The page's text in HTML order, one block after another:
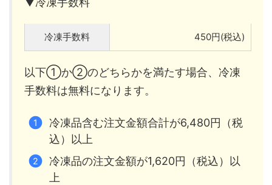
冷凍手数料 450円(税込)
以下①か②のどちらかを満たす場合、冷凍
手数料は無料になります。
冷凍品含む注文金額合計が6,480円（税
込）以上
冷凍品の注文金額が1,620円（税込）以
上